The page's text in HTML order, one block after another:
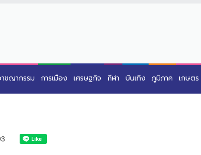
ชญากรรม การเมือง เศรษฐกิจ กีฬา บันเทิง ภูมิภาค เกษตร